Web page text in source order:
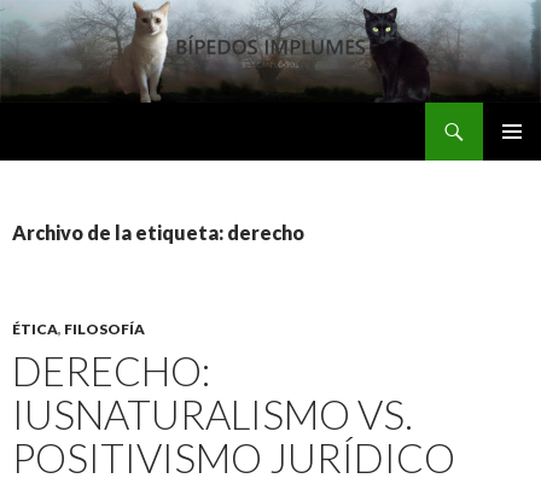
Archivo de la etiqueta: derecho
ÉTICA, FILOSOFÍA
DERECHO:
IUSNATURALISMO VS.
POSITIVISMO JURÍDICO